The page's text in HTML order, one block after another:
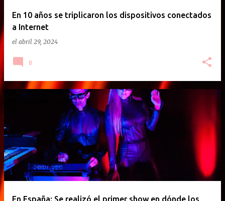
En 10 años se triplicaron los dispositivos conectados
a Internet
el abril 29, 2024
0
En España: Se realizó el primer show en dónde los